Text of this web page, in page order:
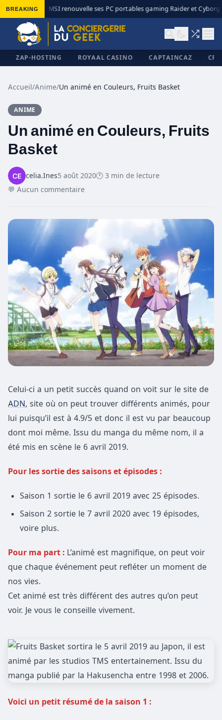
BREAKING MSI renouvelle ses PC portables gaming Raider et Cyborg
ZAP-HOSTING ROYAAL CASINO CAPTAINCAZ
Accueil/Anime/Un animé en Couleurs, Fruits Basket
ANIME
Un animé en Couleurs, Fruits
Basket
celia.Ines5 août 2020🕐 3 min de lecture
💬 Aucun commentaire
Celui-ci a un petit succès quand on voit sur le site de
ADN, site où on peut trouver différents animés, pour
lui puisqu’il est à 4.9/5 et donc il est vu par beaucoup
dont moi même. Issu du manga du même nom, il a
été mis en scène le 6 avril 2019.
Pour les sortie des saisons et épisodes :
Saison 1 sortie le 6 avril 2019 avec 25 épisodes.
Saison 2 sortie le 7 avril 2020 avec 19 épisodes,
voire plus.
Pour ma part : L’animé est magnifique, on peut voir
que chaque événement peut refléter un moment de
nos vies.
Cet animé est très différent des autres qu’on peut
voir. Je vous le conseille vivement.
Voici un petit résumé de la saison 1 :